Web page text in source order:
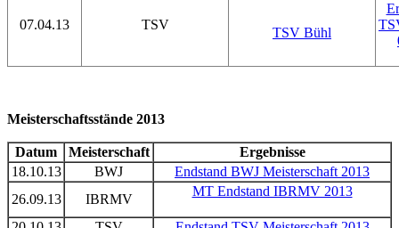
07.04.13 TSV
TSV Bühl
Meisterschaftsstände 2013
Datum Meisterschaft
Ergebnisse
18.10.13
BWJ
Endstand BWJ Meisterschaft 2013
26.09.13
IBRMV
MT Endstand IBRMV 2013